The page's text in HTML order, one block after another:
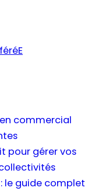
commercial
pour gérer vos
le guide complet